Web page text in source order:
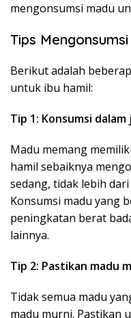
mengonsumsi madu
Tips
Berikut adalah
untuk ibu hamil:
Tip 1: Konsumsi
Madu memang
hamil sebaiknya
sedang, tidak lebih
Konsumsi madu yang
peningkatan berat
lainnya.
Tip 2: Pastikan madu
Tidak semua madu
madu murni. Pastikan